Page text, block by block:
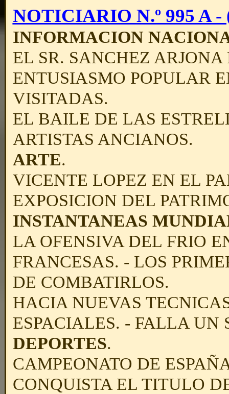
NOTICIARIO N.º 995 A -
INFORMACION
EL SR. SANCHEZ
ENTUSIASMO POPULAR
VISITADAS.
EL BAILE DE LAS
ARTISTAS ANCIANOS.
ARTE.
VICENTE LOPEZ EN EL
EXPOSICION DEL
INSTANTANEAS
LA OFENSIVA DEL FRIO
FRANCESAS. - LOS
DE COMBATIRLOS.
HACIA NUEVAS
ESPACIALES. - FALLA UN
DEPORTES.
CAMPEONATO DE
CONQUISTA EL TITULO